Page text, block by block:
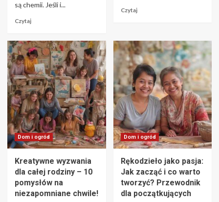
są chemii. Jeśli i...
Czytaj
Czytaj
Dom i ogród
Kreatywne wyzwania
dla całej rodziny – 10
pomysłów na
niezapomniane chwile!
Dom i ogród
Rękodzieło jako pasja:
Jak zacząć i co warto
tworzyć? Przewodnik
dla początkujących